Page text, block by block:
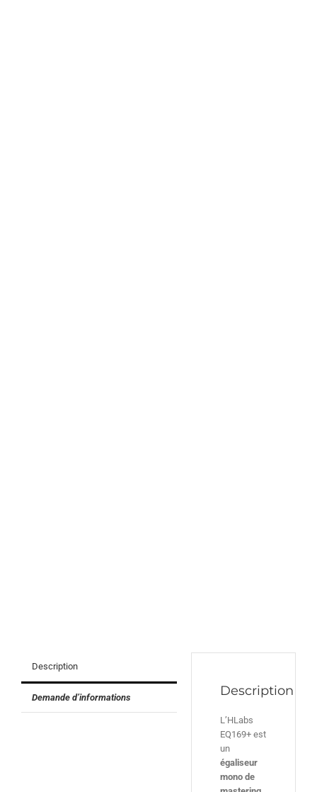
Description
Demande d’informations Description
L’HLabs
EQ169+ est
un
égaliseur
mono de